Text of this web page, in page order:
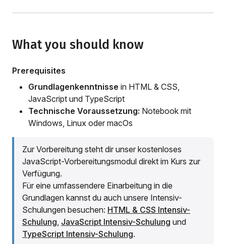
What you should know
Prerequisites
Grundlagenkenntnisse in HTML & CSS,
JavaScript und TypeScript
Technische Voraussetzung: Notebook mit
Windows, Linux oder macOs
Zur Vorbereitung steht dir unser kostenloses
JavaScript-Vorbereitungsmodul direkt im Kurs zur
Verfügung.
Für eine umfassendere Einarbeitung in die
Grundlagen kannst du auch unsere Intensiv-
Schulungen besuchen: HTML & CSS Intensiv-
Schulung JavaScript Intensiv-Schulung und
TypeScript Intensiv-Schulung.